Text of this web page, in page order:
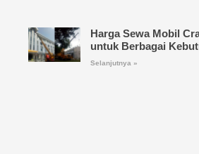
Harga Sewa Mobil
untuk Berbagai
Selanjutnya »